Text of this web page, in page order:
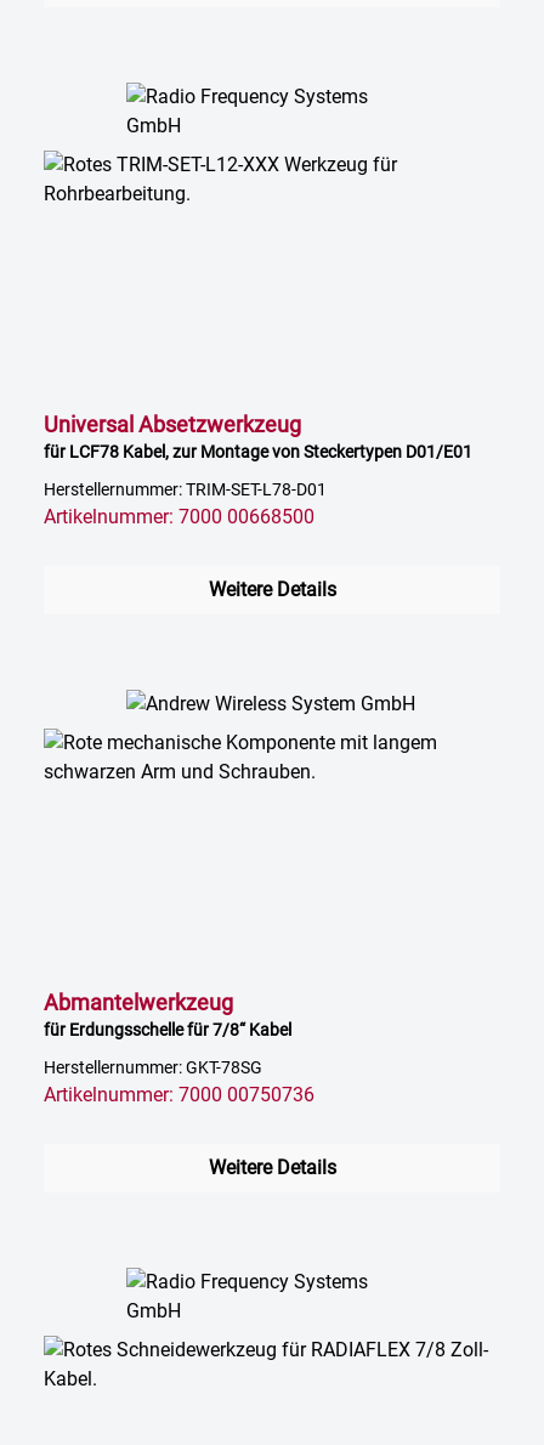
Universal Absetzwerkzeug
für LCF78 Kabel, zur Montage von Steckertypen D01/E01
Herstellernummer: TRIM-SET-L78-D01
Artikelnummer: 7000 00668500
Weitere Details
Abmantelwerkzeug
für Erdungsschelle für 7/8“ Kabel
Herstellernummer: GKT-78SG
Artikelnummer: 7000 00750736
Weitere Details